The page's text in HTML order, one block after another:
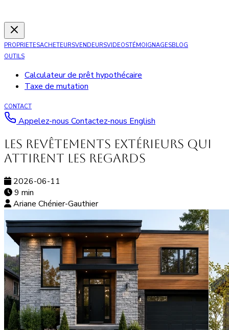
PROPRIETESACHETEURSVENDEURSVIDEOSTÉMOIGNAGESBLOG
OUTILS
Calculateur de prêt hypothécaire
Taxe de mutation
CONTACT
Appelez-nous Contactez-nous English
Les revêtements extérieurs qui
attirent les regards
2026-06-11
9 min
Ariane Chénier-Gauthier